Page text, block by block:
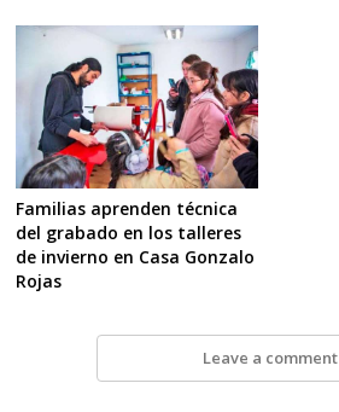
Familias aprenden técnica
del grabado en los talleres
de invierno en Casa Gonzalo
Rojas
Leave a comment